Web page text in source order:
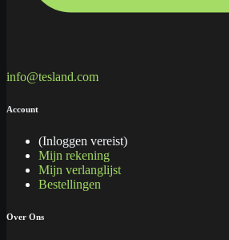
info@tesland.com
Account
(Inloggen vereist)
Mijn rekening
Mijn verlanglijst
Bestellingen
Over Ons